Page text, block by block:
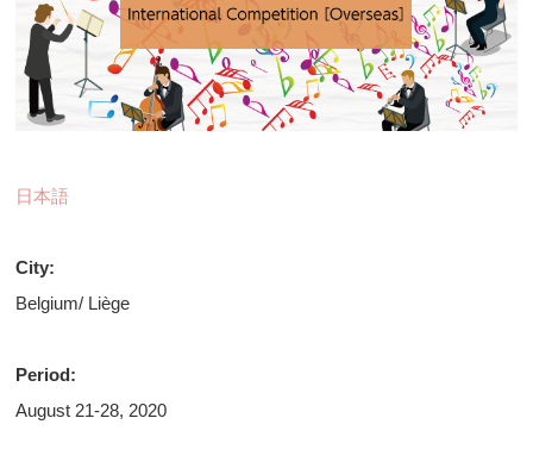
日本語
City:
Belgium/ Liège
Period:
August 21-28, 2020